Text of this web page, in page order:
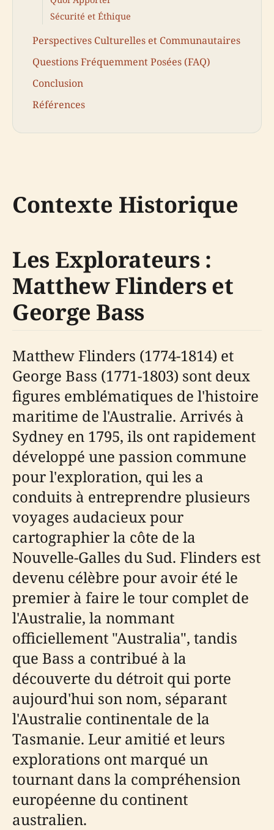
Sécurité et Éthique
Perspectives Culturelles et Communautaires
Questions Fréquemment Posées (FAQ)
Conclusion
Références
Contexte Historique
Les Explorateurs :
Matthew Flinders et
George Bass
Matthew Flinders (1774-1814) et
George Bass (1771-1803) sont deux
figures emblématiques de l'histoire
maritime de l'Australie. Arrivés à
Sydney en 1795, ils ont rapidement
développé une passion commune
pour l'exploration, qui les a
conduits à entreprendre plusieurs
voyages audacieux pour
cartographier la côte de la
Nouvelle-Galles du Sud. Flinders est
devenu célèbre pour avoir été le
premier à faire le tour complet de
l'Australie, la nommant
officiellement "Australia", tandis
que Bass a contribué à la
découverte du détroit qui porte
aujourd'hui son nom, séparant
l'Australie continentale de la
Tasmanie. Leur amitié et leurs
explorations ont marqué un
tournant dans la compréhension
européenne du continent
australien.